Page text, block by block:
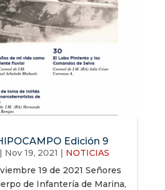
Edición 9
| Nov 19, 2021 | NOTICIAS
19 de 2021 Señores
de Infantería de Marina,